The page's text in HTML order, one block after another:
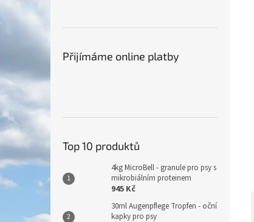
Přijímáme online platby
Top 10 produktů
4kg MicroBell - granule pro psy s
mikrobiálním proteinem
945 Kč
30ml Augenpflege Tropfen - oční
kapky pro psy